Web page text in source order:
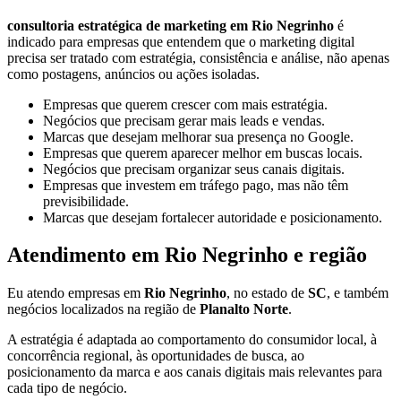
consultoria estratégica de marketing em Rio Negrinho é
indicado para empresas que entendem que o marketing digital
precisa ser tratado com estratégia, consistência e análise, não apenas
como postagens, anúncios ou ações isoladas.
Empresas que querem crescer com mais estratégia.
Negócios que precisam gerar mais leads e vendas.
Marcas que desejam melhorar sua presença no Google.
Empresas que querem aparecer melhor em buscas locais.
Negócios que precisam organizar seus canais digitais.
Empresas que investem em tráfego pago, mas não têm
previsibilidade.
Marcas que desejam fortalecer autoridade e posicionamento.
Atendimento em Rio Negrinho e região
Eu atendo empresas em Rio Negrinho, no estado de SC, e também
negócios localizados na região de Planalto Norte.
A estratégia é adaptada ao comportamento do consumidor local, à
concorrência regional, às oportunidades de busca, ao
posicionamento da marca e aos canais digitais mais relevantes para
cada tipo de negócio.